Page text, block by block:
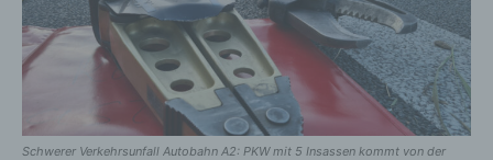
Schwerer Verkehrsunfall Autobahn A2: PKW mit 5 Insassen kommt von der